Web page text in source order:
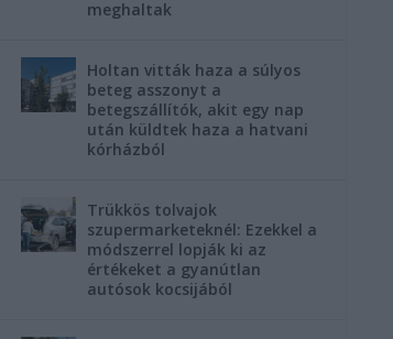
meghaltak
Holtan vitták haza a súlyos
beteg asszonyt a
betegszállítók, akit egy nap
után küldtek haza a hatvani
kórházból
Trükkös tolvajok
szupermarketeknél: Ezekkel a
módszerrel lopják ki az
értékeket a gyanútlan
autósok kocsijából